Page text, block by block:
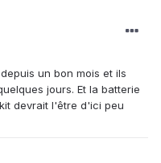
un bon mois et ils
jours. Et la batterie
devrait l'être d'ici peu